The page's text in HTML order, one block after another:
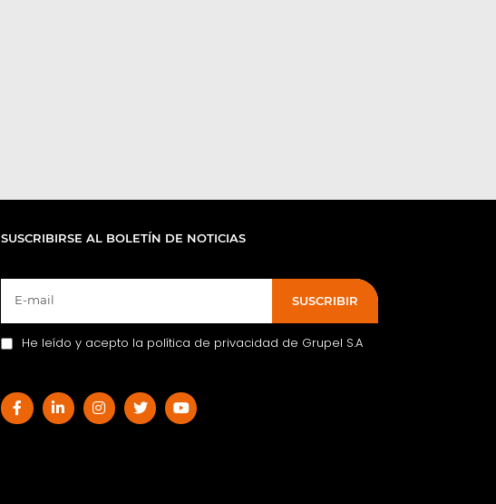
SUSCRIBIRSE AL BOLETÍN DE NOTICIAS
SUSCRIBIR
He leído y acepto la política de privacidad de Grupel S.A